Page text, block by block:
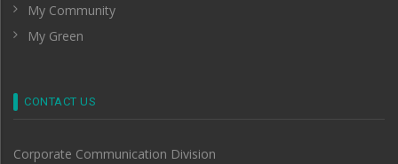
My Community
My Green
CONTACT US
Corporate Communication Division